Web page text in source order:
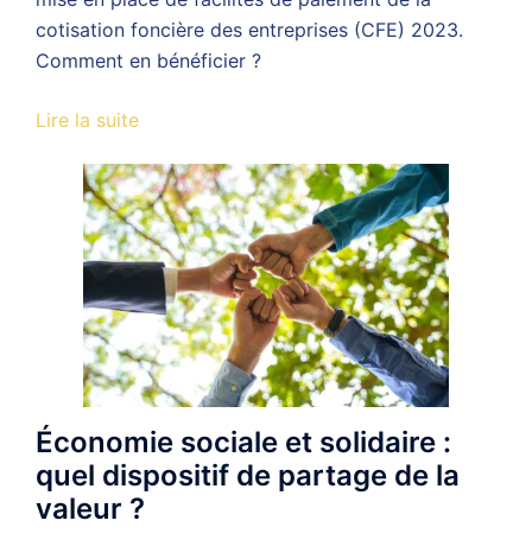
cotisation foncière des entreprises (CFE) 2023.
Comment en bénéficier ?
Lire la suite
Économie sociale et solidaire :
quel dispositif de partage de la
valeur ?